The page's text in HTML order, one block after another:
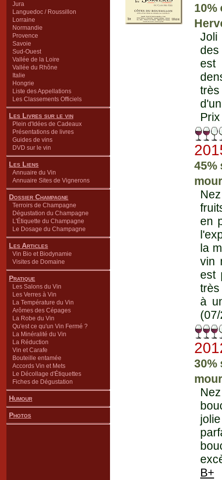
Jura
Languedoc / Roussillon
Lorraine
Normandie
Provence
Savoie
Sud-Ouest
Vallée de la Loire
Vallée du Rhône
Italie
Hongrie
Liste des Appellations
Les Classements Officiels
Les Livres sur le vin
Plein d'Idées de Cadeaux
Présentations de livres
Guides de vins
DVD sur le vin
Les Liens
Annuaire du Vin
Annuaire Sites de Vignerons
Dossier Champagne
Terroirs de Champagne
Dégustation du Champagne
L'Étiquette du Champagne
Le Dosage du Champagne
Les Articles
Vin Bio et Biodynamie
Visites de Domaine
Pratique
Les Salons du Vin
Les Verres à Vin
La Température du Vin
Arômes des Cépages
La Robe du Vin
Qu'est ce qu'un Vin Fermé ?
La Minéralité du Vin
La Réduction
Vin et Carafe
Bouteille entamée
Accords Vin et Mets
Le Décollage d'Étiquettes
Fiches de Dégustation
Humour
Photos
10%
Joli
est
45%
en
la
vin
est
à
30%
B+